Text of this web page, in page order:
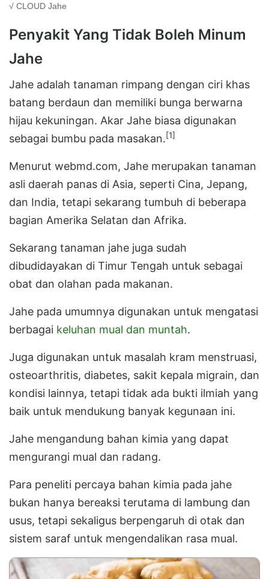
√ CLOUD Jahe
Penyakit Yang Tidak Boleh Minum
Jahe
Jahe adalah tanaman rimpang dengan ciri khas
batang berdaun dan memiliki bunga berwarna
hijau kekuningan. Akar Jahe biasa digunakan
sebagai bumbu pada masakan.[1]
Menurut webmd.com, Jahe merupakan tanaman
asli daerah panas di Asia, seperti Cina, Jepang,
dan India, tetapi sekarang tumbuh di beberapa
bagian Amerika Selatan dan Afrika.
Sekarang tanaman jahe juga sudah
dibudidayakan di Timur Tengah untuk sebagai
obat dan olahan pada makanan.
Jahe pada umumnya digunakan untuk mengatasi
berbagai keluhan mual dan muntah.
Juga digunakan untuk masalah kram menstruasi,
osteoarthritis, diabetes, sakit kepala migrain, dan
kondisi lainnya, tetapi tidak ada bukti ilmiah yang
baik untuk mendukung banyak kegunaan ini.
Jahe mengandung bahan kimia yang dapat
mengurangi mual dan radang.
Para peneliti percaya bahan kimia pada jahe
bukan hanya bereaksi terutama di lambung dan
usus, tetapi sekaligus berpengaruh di otak dan
sistem saraf untuk mengendalikan rasa mual.